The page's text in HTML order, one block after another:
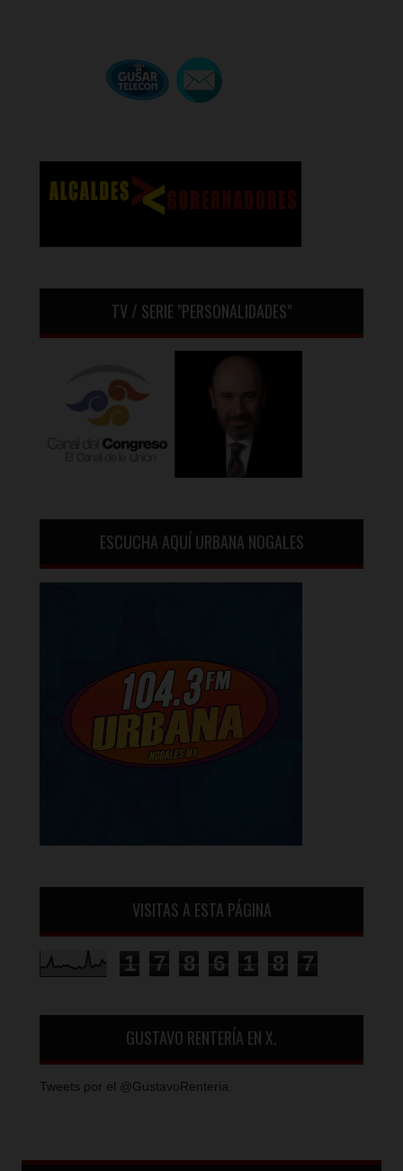
TV / SERIE "PERSONALIDADES"
ESCUCHA AQUÍ URBANA NOGALES
VISITAS A ESTA PÁGINA
1 7 8 6 1 8 7
GUSTAVO RENTERÍA EN X.
Tweets por el @GustavoRenteria.